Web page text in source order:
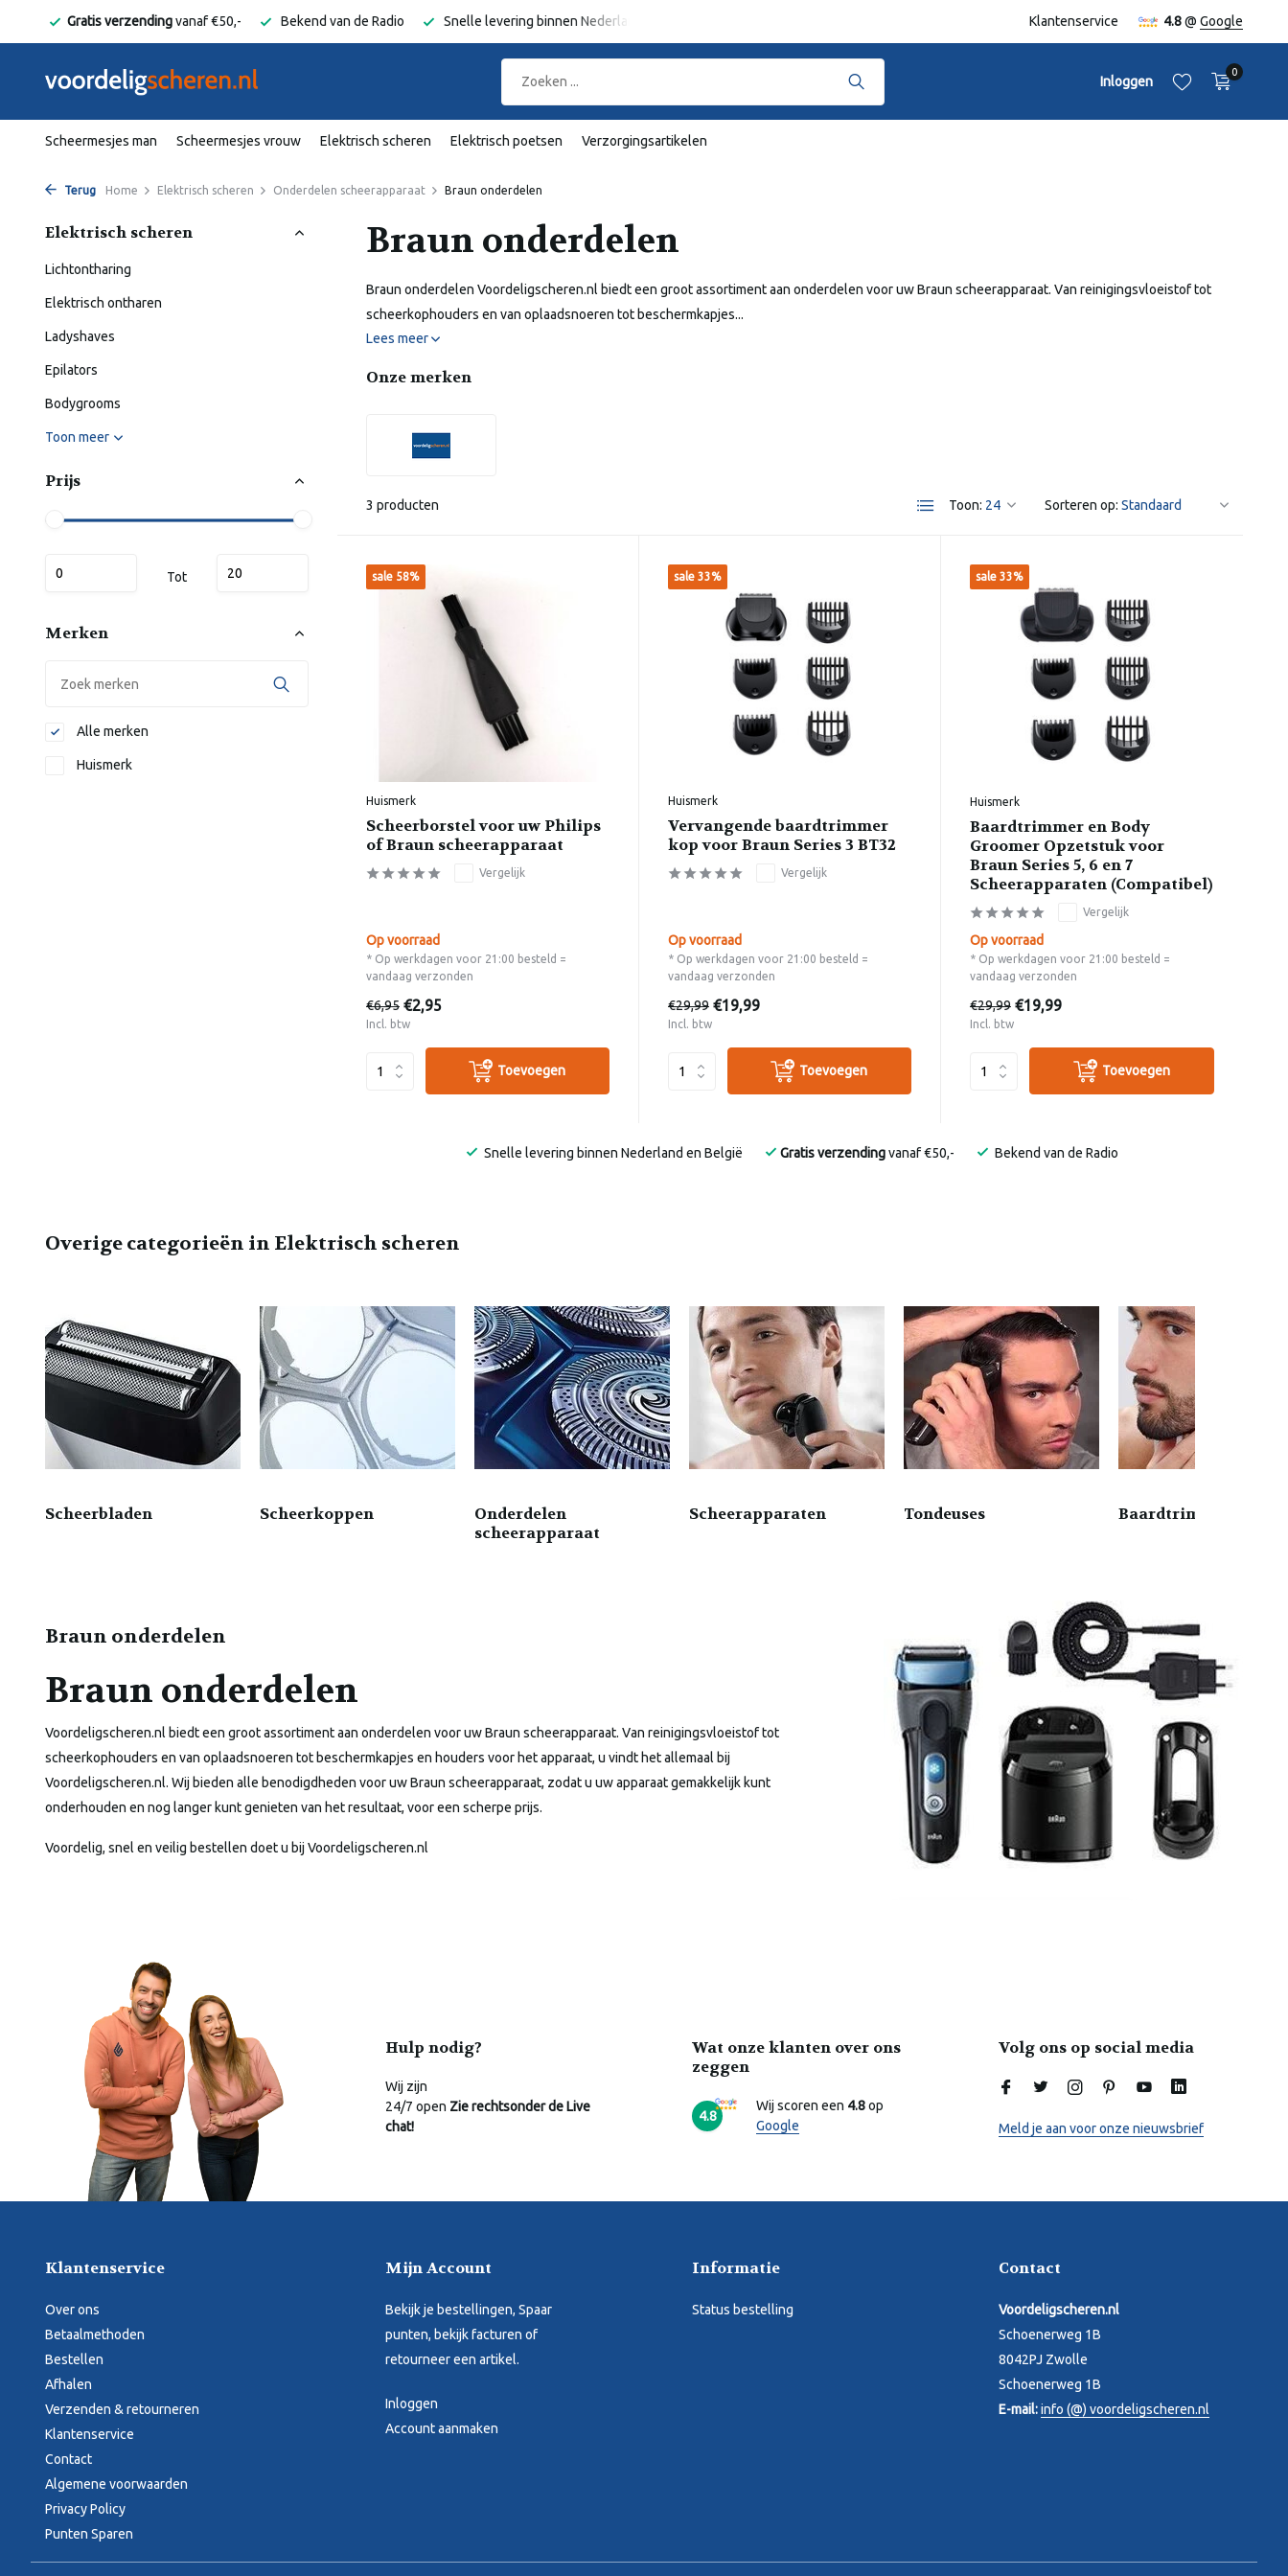
Gratis verzendingvanaf €50,- Bekend van de Radio Snelle levering binnen Nederland en België Klantenservice 4.8@ Google
Inloggen
0
Scheermesjes man Scheermesjes vrouw Elektrisch scheren Elektrisch poetsen Verzorgingsartikelen
Terug Home Elektrisch scheren Onderdelen scheerapparaat Braun onderdelen
Elektrisch scheren
Lichtontharing
Elektrisch ontharen
Ladyshaves
Epilators
Bodygrooms
Toon meer
Prijs
Tot
Merken
Alle merken
Huismerk
Braun onderdelen
Braun onderdelen Voordeligscheren.nl biedt een groot assortiment aan onderdelen voor uw Braun scheerapparaat. Van reinigingsvloeistof tot
scheerkophouders en van oplaadsnoeren tot beschermkapjes...
Lees meer
Onze merken
3 producten Toon: Sorteren op:
sale 58%
Huismerk
Scheerborstel voor uw Philips
of Braun scheerapparaat
Vergelijk
Op voorraad
* Op werkdagen voor 21:00 besteld =
vandaag verzonden
€6,95 €2,95
Incl. btw
Toevoegen
sale 33%
Huismerk
Vervangende baardtrimmer
kop voor Braun Series 3 BT32
Vergelijk
Op voorraad
* Op werkdagen voor 21:00 besteld =
vandaag verzonden
€29,99 €19,99
Incl. btw
Toevoegen
sale 33%
Huismerk
Baardtrimmer en Body
Groomer Opzetstuk voor
Braun Series 5, 6 en 7
Scheerapparaten (Compatibel)
Vergelijk
Op voorraad
* Op werkdagen voor 21:00 besteld =
vandaag verzonden
€29,99 €19,99
Incl. btw
Toevoegen
Snelle levering binnen Nederland en België Gratis verzendingvanaf €50,- Bekend van de Radio
Overige categorieën in Elektrisch scheren
Scheerbladen Scheerkoppen
Onderdelen
scheerapparaat
Scheerapparaten Tondeuses Baardtrimmers
Braun onderdelen
Braun onderdelen
Voordeligscheren.nl biedt een groot assortiment aan onderdelen voor uw Braun scheerapparaat. Van reinigingsvloeistof tot
scheerkophouders en van oplaadsnoeren tot beschermkapjes en houders voor het apparaat, u vindt het allemaal bij
Voordeligscheren.nl. Wij bieden alle benodigdheden voor uw Braun scheerapparaat, zodat u uw apparaat gemakkelijk kunt
onderhouden en nog langer kunt genieten van het resultaat, voor een scherpe prijs.
Voordelig, snel en veilig bestellen doet u bij Voordeligscheren.nl
Hulp nodig?
Wij zijn
24/7 open Zie rechtsonder de Live
chat!
Wat onze klanten over ons
zeggen
4.8
Wij scoren een 4.8op
Google
Volg ons op social media
Meld je aan voor onze nieuwsbrief
Klantenservice
Over ons
Betaalmethoden
Bestellen
Afhalen
Verzenden & retourneren
Klantenservice
Contact
Algemene voorwaarden
Privacy Policy
Punten Sparen
Mijn Account
Bekijk je bestellingen, Spaar
punten, bekijk facturen of
retourneer een artikel.
Inloggen
Account aanmaken
Informatie
Status bestelling
Contact
Voordeligscheren.nl
Schoenerweg 1B
8042PJ Zwolle
Schoenerweg 1B
E-mail:info (@) voordeligscheren.nl